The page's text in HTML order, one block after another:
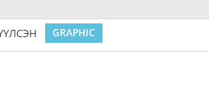
GRAPHIC